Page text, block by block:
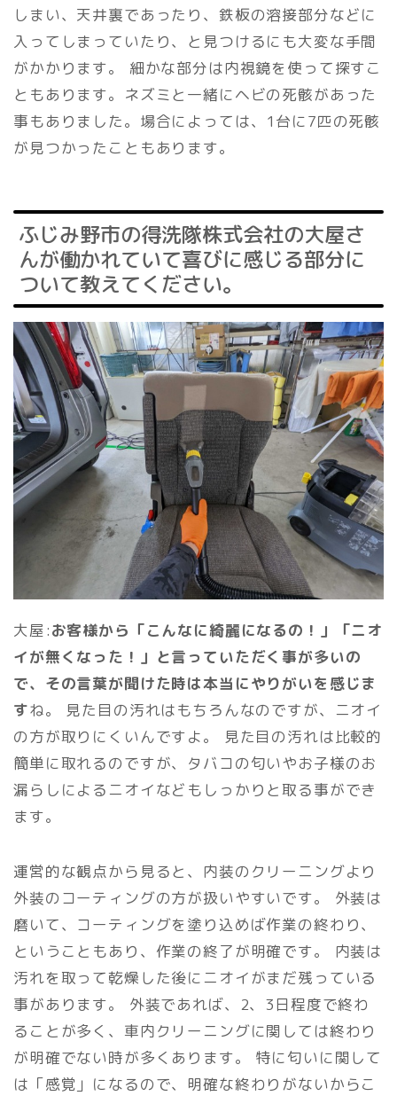
しまい、天井裏であったり、鉄板の溶接部分などに
入ってしまっていたり、と見つけるにも大変な手間
がかかります。 細かな部分は内視鏡を使って探すこ
ともあります。ネズミと一緒にヘビの死骸があった
事もありました。場合によっては、1台に7匹の死骸
が見つかったこともあります。
ふじみ野市の得洗隊株式会社の大屋さ
んが働かれていて喜びに感じる部分に
ついて教えてください。
大屋:お客様から「こんなに綺麗になるの！」「ニオ
イが無くなった！」と言っていただく事が多いの
で、その言葉が聞けた時は本当にやりがいを感じま
すね。 見た目の汚れはもちろんなのですが、ニオイ
の方が取りにくいんですよ。 見た目の汚れは比較的
簡単に取れるのですが、タバコの匂いやお子様のお
漏らしによるニオイなどもしっかりと取る事ができ
ます。
運営的な観点から見ると、内装のクリーニングより
外装のコーティングの方が扱いやすいです。 外装は
磨いて、コーティングを塗り込めば作業の終わり、
ということもあり、作業の終了が明確です。 内装は
汚れを取って乾燥した後にニオイがまだ残っている
事があります。 外装であれば、2、3日程度で終わ
ることが多く、車内クリーニングに関しては終わり
が明確でない時が多くあります。 特に匂いに関して
は「感覚」になるので、明確な終わりがないからこ